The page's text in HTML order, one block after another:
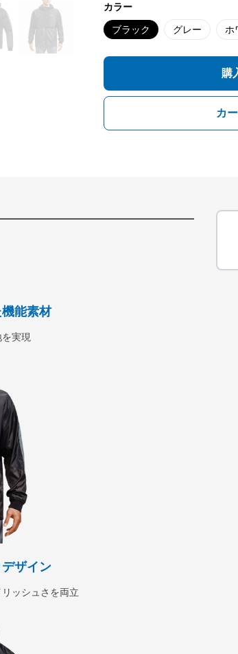
カラー
ブラック グレー ホ
購
カ
能素材
実現
ザイン
ッシュさを両立